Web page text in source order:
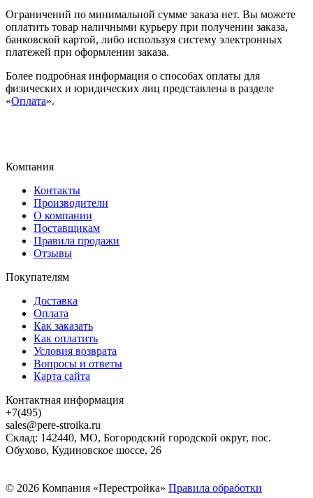
Ограничений по минимальной сумме заказа нет. Вы можете
оплатить товар наличными курьеру при получении заказа,
банковской картой, либо используя систему электронных
платежей при оформлении заказа.
Более подробная информация о способах оплаты для
физических и юридических лиц представлена в разделе
«Оплата».
Компания
Контакты
Производители
О компании
Поставщикам
Правила продажи
Отзывы
Покупателям
Доставка
Оплата
Как заказать
Как оплатить
Условия возврата
Вопросы и ответы
Карта сайта
Контактная информация
+7(495)
sales@pere-stroika.ru
Склад: 142440, МО, Богородский городской округ, пос.
Обухово, Кудиновское шоссе, 26
© 2026 Компания «Перестройка» Правила обработки